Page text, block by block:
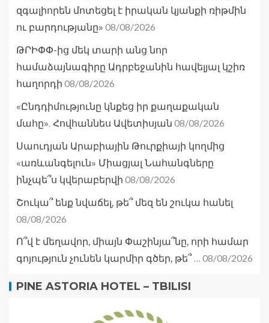
զգալիորեն մոտեցել է իրական կյանքի ռիթմին
ու բարդությանը» 08/08/2026
ԹՐԻՓՓ-ից մեկ տարի անց նոր
համաձայնագիրը Ադրբեջանին հավելյալ կշիռ
հաղորդի 08/08/2026
«Ընդդիմությունը կնքեց իր քաղաքական
մահը». Հովհաննես Ավետիսյան 08/08/2026
Սաուդյան Արաբիային Թուրքիայի կողմից
«առևանգելուն» Միացյալ Նահանգները
ինչպե՞ս կվերաբերվի 08/08/2026
Շուկա՞ ենք նվաճել, թե՞ մեզ են շուկա հանել
08/08/2026
Ո՞վ է մեղավոր, միայն Փաշինյա՞նը, որի համար
գոյություն չունեն կարմիր գծեր, թե՞ … 08/08/2026
PINE ASTORIA HOTEL – TBILISI